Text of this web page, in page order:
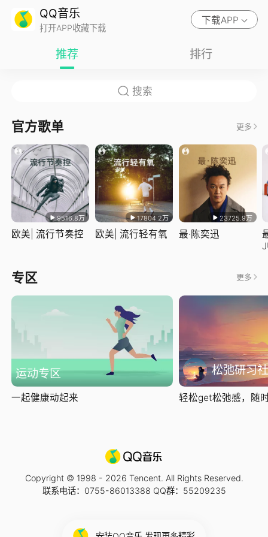
QQ音乐
打开APP收藏下载
下载APP
推荐 排行
官方歌单 更多
9516.8万
欧美| 流行节奏控
17804.2万
欧美| 流行轻有氧
23725.9万
最·陈奕迅
专区 更多
运动专区
一起健康动起来
松弛研习社
轻松get松弛感，随
Copyright © 1998 - 2026 Tencent. All Rights Reserved.
联系电话：0755-86013388 QQ群：55209235